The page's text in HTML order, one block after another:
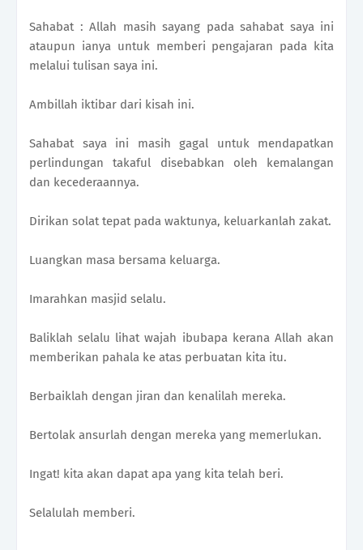
Sahabat : Allah masih sayang pada sahabat saya ini
ataupun ianya untuk memberi pengajaran pada kita
melalui tulisan saya ini.
Ambillah iktibar dari kisah ini.
Sahabat saya ini masih gagal untuk mendapatkan
perlindungan takaful disebabkan oleh kemalangan
dan kecederaannya.
Dirikan solat tepat pada waktunya, keluarkanlah zakat.
Luangkan masa bersama keluarga.
Imarahkan masjid selalu.
Baliklah selalu lihat wajah ibubapa kerana Allah akan
memberikan pahala ke atas perbuatan kita itu.
Berbaiklah dengan jiran dan kenalilah mereka.
Bertolak ansurlah dengan mereka yang memerlukan.
Ingat! kita akan dapat apa yang kita telah beri.
Selalulah memberi.